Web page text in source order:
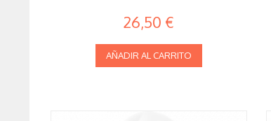
26,50 €
AÑADIR AL CARRITO